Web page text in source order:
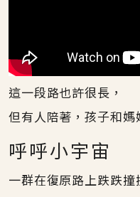
這一段路也許很長，
但有人陪著，孩子和媽
呼呼小宇宙
一群在復原路上跌跌